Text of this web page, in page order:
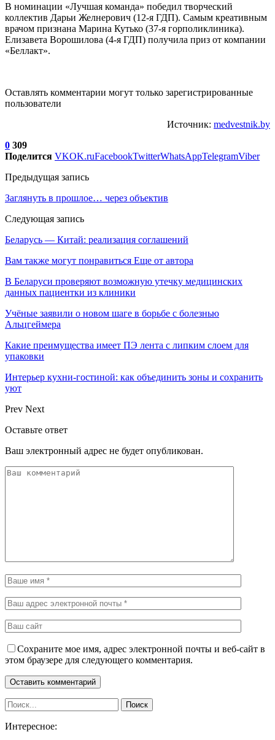
В номинации «Лучшая команда» победил творческий
коллектив Дарьи Желнерович (12-я ГДП). Самым креативным
врачом признана Марина Кутько (37-я горполиклиника).
Елизавета Ворошилова (4-я ГДП) получила приз от компании
«Беллакт».
Оставлять комментарии могут только зарегистрированные
пользователи
Источник: medvestnik.by
0 309
Поделится VKOK.ruFacebookTwitterWhatsAppTelegramViber
Предыдущая запись
Заглянуть в прошлое… через объектив
Следующая запись
Беларусь — Китай: реализация соглашений
Вам также могут понравиться Еще от автора
В Беларуси проверяют возможную утечку медицинских
данных пациентки из клиники
Учёные заявили о новом шаге в борьбе с болезнью
Альцгеймера
Какие преимущества имеет ПЭ лента с липким слоем для
упаковки
Интерьер кухни-гостиной: как объединить зоны и сохранить
уют
Prev Next
Оставьте ответ
Ваш электронный адрес не будет опубликован.
Сохраните мое имя, адрес электронной почты и веб-сайт в
этом браузере для следующего комментария.
Интересное: